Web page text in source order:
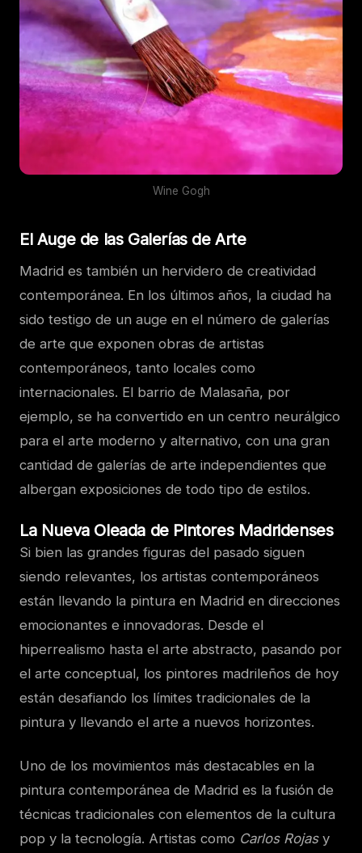
Wine Gogh
El Auge de las Galerías de Arte
Madrid es también un hervidero de creatividad
contemporánea. En los últimos años, la ciudad ha
sido testigo de un auge en el número de galerías
de arte que exponen obras de artistas
contemporáneos, tanto locales como
internacionales. El barrio de Malasaña, por
ejemplo, se ha convertido en un centro neurálgico
para el arte moderno y alternativo, con una gran
cantidad de galerías de arte independientes que
albergan exposiciones de todo tipo de estilos.
La Nueva Oleada de Pintores Madridenses
Si bien las grandes figuras del pasado siguen
siendo relevantes, los artistas contemporáneos
están llevando la pintura en Madrid en direcciones
emocionantes e innovadoras. Desde el
hiperrealismo hasta el arte abstracto, pasando por
el arte conceptual, los pintores madrileños de hoy
están desafiando los límites tradicionales de la
pintura y llevando el arte a nuevos horizontes.
Uno de los movimientos más destacables en la
pintura contemporánea de Madrid es la fusión de
técnicas tradicionales con elementos de la cultura
pop y la tecnología. Artistas como Carlos Rojasy